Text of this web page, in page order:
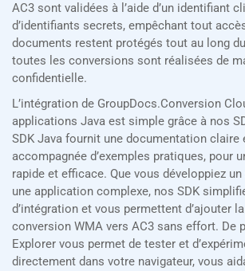
AC3 sont validées à l’aide d’un identifiant
d’identifiants secrets, empêchant tout
documents restent protégés tout au long
toutes les conversions sont réalisées de
confidentielle.
L’intégration de GroupDocs.Conversion
applications Java est simple grâce à nos
SDK Java fournit une documentation claire
accompagnée d’exemples pratiques, pour
rapide et efficace. Que vous développiez
une application complexe, nos SDK
d’intégration et vous permettent d’ajouter
conversion WMA vers AC3 sans effort. De
Explorer vous permet de tester et
directement dans votre navigateur, vous